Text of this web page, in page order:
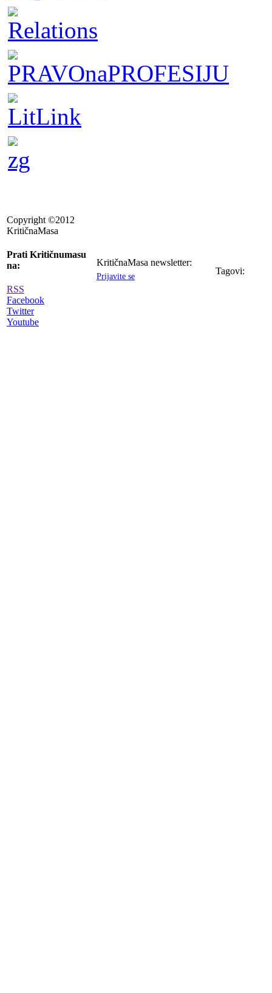
Copyright ©2012
KritičnaMasa
Prati Kritičnumasu
na:
RSS
Facebook
Twitter
Youtube
KritičnaMasa newsletter:
Prijavite se
Tagovi: